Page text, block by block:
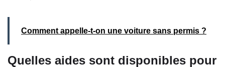
Comment appelle-t-on une voiture sans permis ?
Quelles aides sont disponibles pour